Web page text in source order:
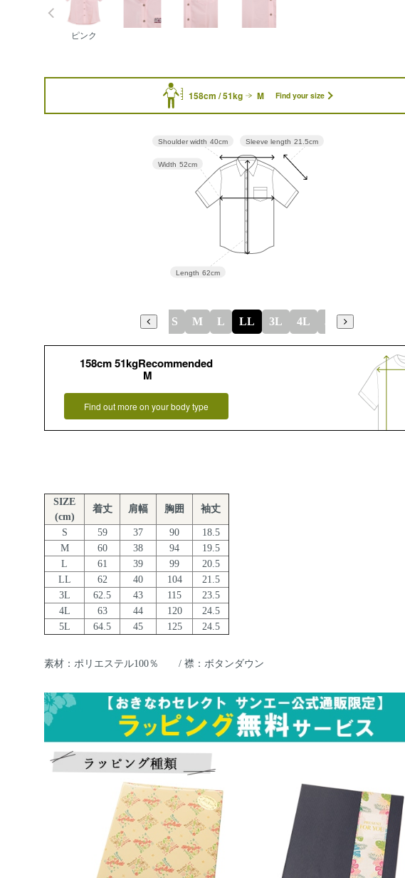
ピンク
158cm / 51kg M Find your size
Sleeve length 21.5cm
Length 62cm
Width 52cm
Shoulder width 40cm
S M L LL 3L 4L
158cm 51kgRecommended
M
Find out more on your body type
SIZE
(cm)
着丈 肩幅 胸囲 袖丈
S 59 37 90
18.5
M
60 38 94
19.5
L
61 39 99
20.5
LL
62 40 104
21.5
3L
62.5 43 115
23.5
4L
63 44 120
24.5
5L
64.5 45 125 24.5
素材：ポリエステル100％ / 襟：ボタンダウン